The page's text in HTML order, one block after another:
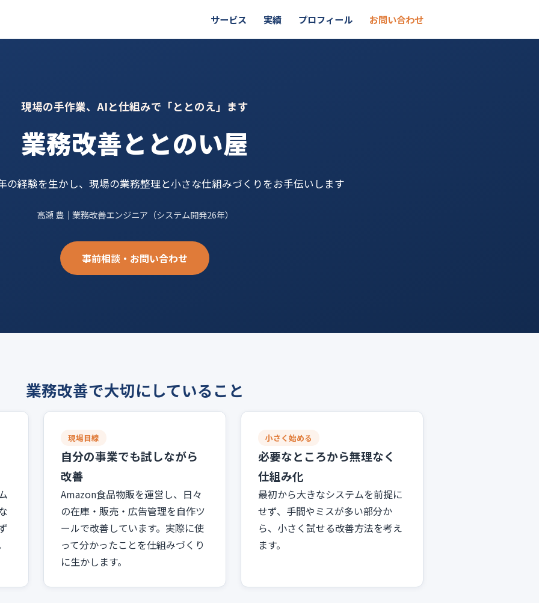
サービス 実績 プロフィール お問い合わせ
現場の手作業、AIと仕組みで「ととのえ」ます
業務改善ととのい屋
の経験を生かし、現場の業務整理と小さな仕組みづくりをお手伝いします
高瀬 豊｜業務改善エンジニア（システム開発26年）
事前相談・お問い合わせ
業務改善で大切にしていること
現場目線
自分の事業でも試しながら
改善
Amazon食品物販を運営し、日々
の在庫・販売・広告管理を自作ツ
ールで改善しています。実際に使
って分かったことを仕組みづくり
に生かします。
小さく始める
必要なところから無理なく
仕組み化
最初から大きなシステムを前提に
せず、手間やミスが多い部分か
ら、小さく試せる改善方法を考え
ます。